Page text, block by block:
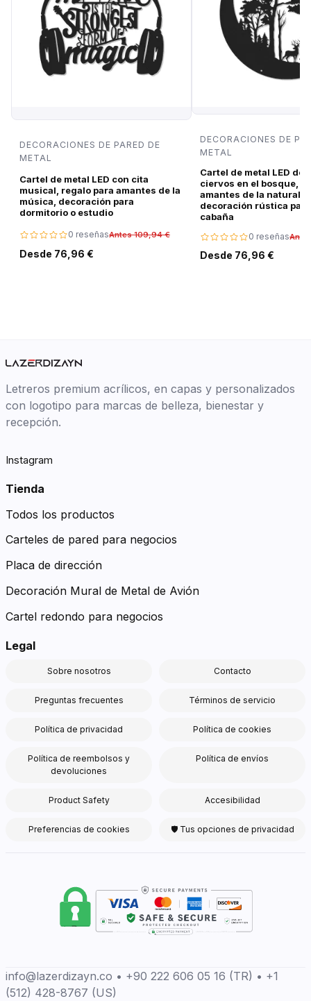
DECORACIONES DE PARED DE
METAL
Cartel de metal LED con cita
musical, regalo para amantes de la
música, decoración para
dormitorio o estudio
0 reseñasAntes 109,94 €
Desde 76,96 €
DECORACIONES DE
METAL
Cartel de metal LED de
ciervos en el bosque,
amantes de la
decoración rústica
cabaña
0 reseñas
Desde 76,96 €
Letreros premium acrílicos, en capas y personalizados
con logotipo para marcas de belleza, bienestar y
recepción.
Instagram
Tienda
Todos los productos
Carteles de pared para negocios
Placa de dirección
Decoración Mural de Metal de Avión
Cartel redondo para negocios
Legal
Sobre nosotros Contacto
Preguntas frecuentes Términos de servicio
Política de privacidad Política de cookies
Política de reembolsos y
devoluciones
Política de envíos
Product Safety Accesibilidad
Preferencias de cookies 🛡 Tus opciones de privacidad
info@lazerdizayn.co • +90 222 606 05 16 (TR) • +1
(512) 428-8767 (US)